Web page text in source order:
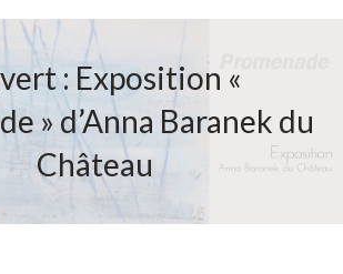
: Exposition «
» d’Anna Baranek du
Château